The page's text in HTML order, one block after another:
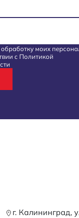
моих
с Политикой
г. Калининград,